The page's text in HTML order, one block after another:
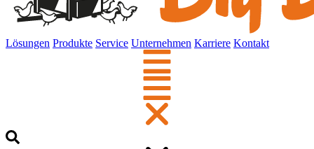
Lösungen Produkte Service Unternehmen Karriere Kontakt